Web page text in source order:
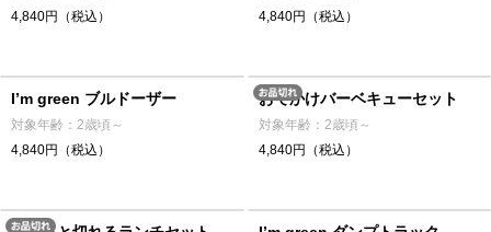
4,840円（税込）
4,840円（税込）
I’m green ブルドーザー
対象年齢：2歳頃～
4,840円（税込）
おでかけバーベキューセット
対象年齢：2歳頃～
4,840円（税込）